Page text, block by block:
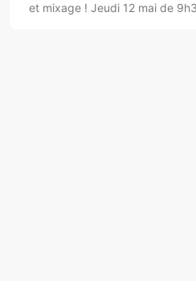
et mixage ! Jeudi 12 mai de